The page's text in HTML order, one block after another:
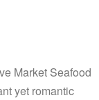
Market Seafood
yet romantic